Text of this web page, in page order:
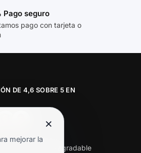
Pago seguro
pago con tarjeta o
DE 4,6 SOBRE 5 EN
calidad y trato agradable
×
mejorar la